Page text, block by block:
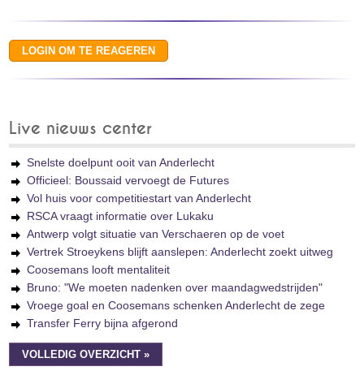
Live nieuws center
Snelste doelpunt ooit van Anderlecht
Officieel: Boussaid vervoegt de Futures
Vol huis voor competitiestart van Anderlecht
RSCA vraagt informatie over Lukaku
Antwerp volgt situatie van Verschaeren op de voet
Vertrek Stroeykens blijft aanslepen: Anderlecht zoekt uitweg
Coosemans looft mentaliteit
Bruno: "We moeten nadenken over maandagwedstrijden"
Vroege goal en Coosemans schenken Anderlecht de zege
Transfer Ferry bijna afgerond
VOLLEDIG OVERZICHT »